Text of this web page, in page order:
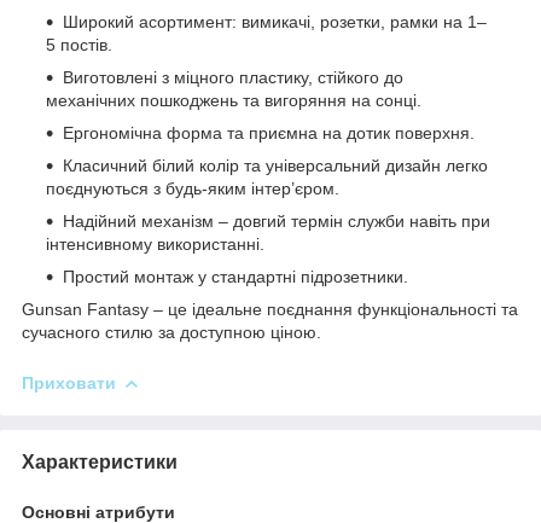
Широкий асортимент: вимикачі, розетки, рамки на 1–
5 постів.
Виготовлені з міцного пластику, стійкого до
механічних пошкоджень та вигоряння на сонці.
Ергономічна форма та приємна на дотик поверхня.
Класичний білий колір та універсальний дизайн легко
поєднуються з будь-яким інтер’єром.
Надійний механізм – довгий термін служби навіть при
інтенсивному використанні.
Простий монтаж у стандартні підрозетники.
Gunsan Fantasy – це ідеальне поєднання функціональності та
сучасного стилю за доступною ціною.
Приховати
Характеристики
Основні атрибути